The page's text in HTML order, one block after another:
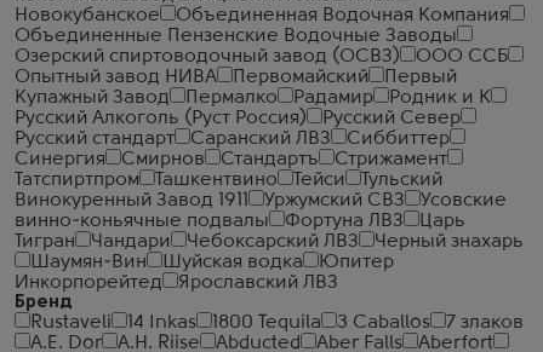
Новокубанское
Объединенная Водочная Компания
Объединенные Пензенские Водочные Заводы
Озерский спиртоводочный завод (ОСВЗ)
ООО ССБ
Опытный завод НИВА
Первомайский
Первый
Купажный Завод
Пермалко Радамир
Родник и К
Русский Алкоголь (Руст Россия)
Русский Север
Русский стандарт
Саранский ЛВЗ
Сиббиттер
Синергия
Смирнов Стандартъ
Стрижамент
Татспиртпром
Ташкентвино Тейси
Тульский
Винокуренный Завод 1911
Уржумский СВЗ
Усовские
винно-коньячные подвалы
Фортуна ЛВЗ
Царь
Тигран
Чандари Чебоксарский ЛВЗ
Черный знахарь
Шаумян-Вин
Шуйская водка
Юпитер
Инкорпорейтед
Ярославский ЛВЗ
Бренд
Rustaveli
14 Inkas 1800 Tequila 3 Caballos
7 злаков
A.E. Dor
A.H. Riise Abducted Aber Falls
Aberfort